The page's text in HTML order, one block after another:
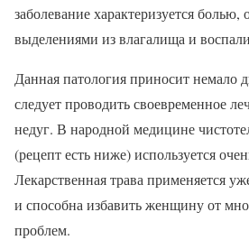
заболевание характеризуется
выделениями из влагалища и
Данная патология приносит немало
следует проводить своевременное
недуг. В народной медицине
(рецепт есть ниже) используется
Лекарственная трава применяется
и способна избавить женщину от
проблем.